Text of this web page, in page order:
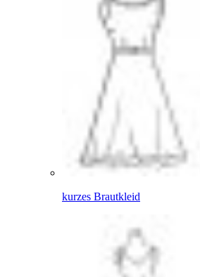
kurzes Brautkleid